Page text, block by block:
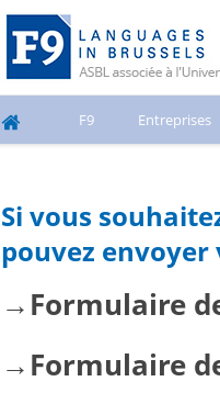
F9 Entreprises
Si vous
pouvez
→Formulaire
→Formulaire